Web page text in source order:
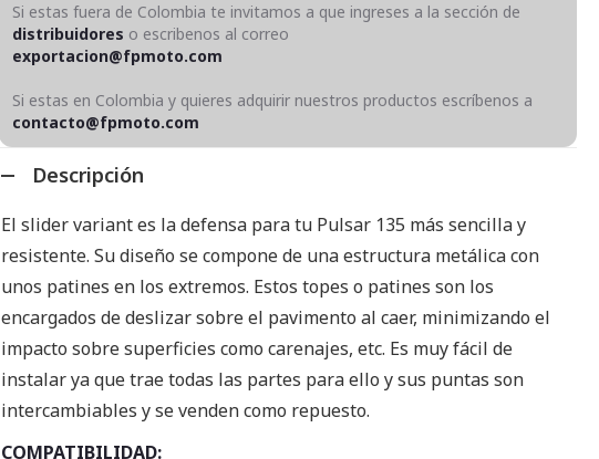
Si estas fuera de Colombia te invitamos a que ingreses a la sección de
distribuidores o escribenos al correo
exportacion@fpmoto.com
Si estas en Colombia y quieres adquirir nuestros productos escríbenos a
contacto@fpmoto.com
Descripción
El slider variant es la defensa para tu Pulsar 135 más sencilla y
resistente. Su diseño se compone de una estructura metálica con
unos patines en los extremos. Estos topes o patines son los
encargados de deslizar sobre el pavimento al caer, minimizando el
impacto sobre superficies como carenajes, etc. Es muy fácil de
instalar ya que trae todas las partes para ello y sus puntas son
intercambiables y se venden como repuesto.
COMPATIBILIDAD: